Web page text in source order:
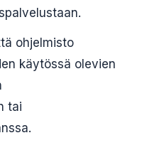
ohjelmisto
käytössä olevien
tai